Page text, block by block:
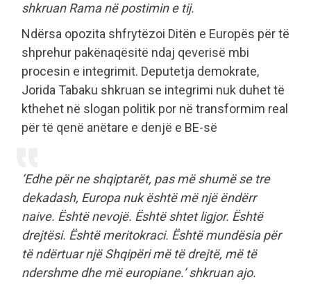
shkruan Rama në postimin e tij.
Ndërsa opozita shfrytëzoi Ditën e Europës për të
shprehur pakënaqësitë ndaj qeverisë mbi
procesin e integrimit. Deputetja demokrate,
Jorida Tabaku shkruan se integrimi nuk duhet të
kthehet në slogan politik por në transformim real
për të qenë anëtare e denjë e BE-së
‘Edhe për ne shqiptarët, pas më shumë se tre
dekadash, Europa nuk është më një ëndërr
naive. Është nevojë. Është shtet ligjor. Është
drejtësi. Është meritokraci. Është mundësia për
të ndërtuar një Shqipëri më të drejtë, më të
ndershme dhe më europiane.’ shkruan ajo.